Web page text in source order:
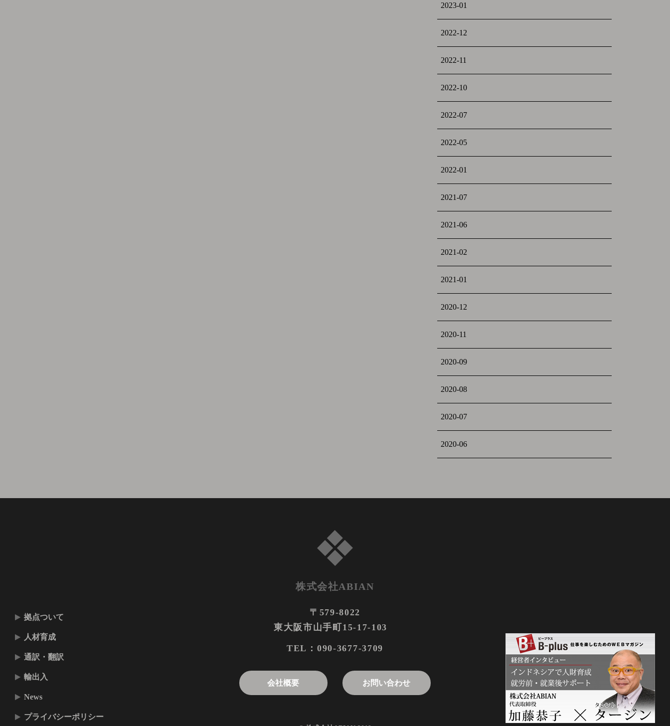
2023-01
2022-12
2022-11
2022-10
2022-07
2022-05
2022-01
2021-07
2021-06
2021-02
2021-01
2020-12
2020-11
2020-09
2020-08
2020-07
2020-06
拠点ついて
人材育成
通訳・翻訳
輸出入
News
プライバシーポリシー
株式会社ABIAN
〒579-8022
東大阪市山手町15-17-103
TEL： 090-3677-3709
会社概要 お問い合わせ